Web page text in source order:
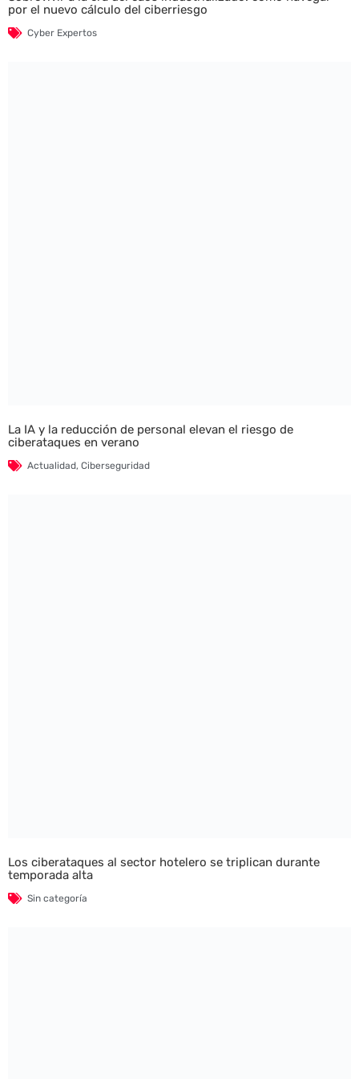
por el nuevo cálculo del ciberriesgo
Cyber Expertos
La IA y la reducción de personal elevan el riesgo de
ciberataques en verano
Actualidad, Ciberseguridad
Los ciberataques al sector hotelero se triplican durante
temporada alta
Sin categoría